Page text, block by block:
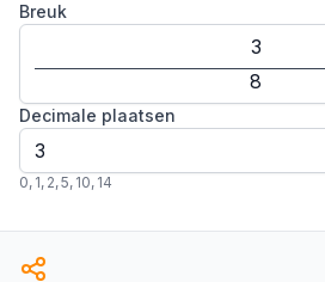
Breuk
Decimale plaatsen
0, 1, 2,5, 10, 14